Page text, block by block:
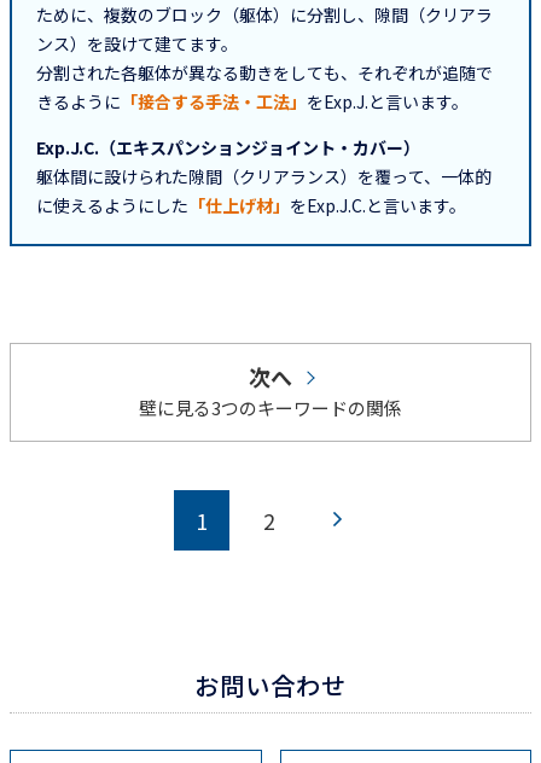
ために、複数のブロック（躯体）に分割し、隙間（クリアラ
ンス）を設けて建てます。
分割された各躯体が異なる動きをしても、それぞれが追随で
きるように 「接合する手法・工法」 をExp.J.と言います。
Exp.J.C.（エキスパンションジョイント・カバー）
躯体間に設けられた隙間（クリアランス）を覆って、一体的
に使えるようにした 「仕上げ材」 をExp.J.C.と言います。
次へ
壁に見る3つのキーワードの関係
1 2
お問い合わせ